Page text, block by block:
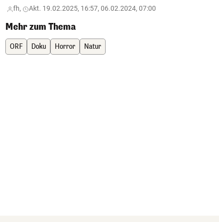
fh, Akt. 19.02.2025, 16:57, 06.02.2024, 07:00
Mehr zum Thema
ORF Doku Horror Natur